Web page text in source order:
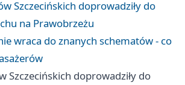
Szczecińskich doprowadziły do
na Prawobrzeżu
wraca do znanych schematów - co
Szczecińskich doprowadziły do